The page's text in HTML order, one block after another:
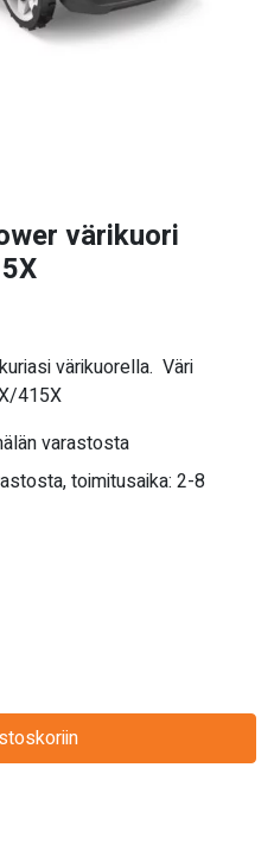
värikuori
värikuorella. Väri
415X
varastosta
toimitusaika: 2-8